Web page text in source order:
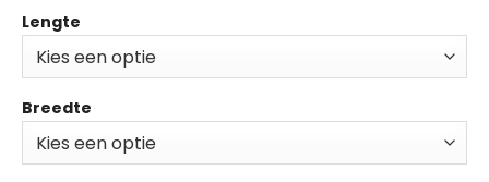
Lengte
Breedte